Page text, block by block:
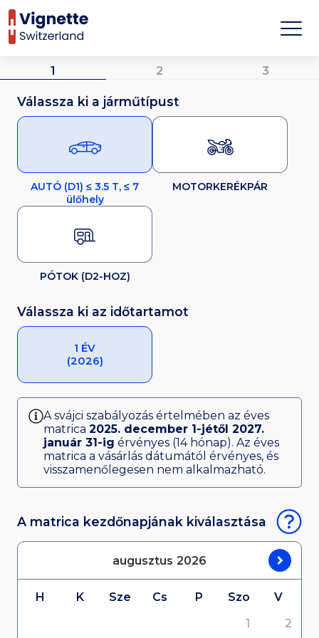
1 2 3
Válassza ki a járműtípust
AUTÓ (D1) ≤ 3.5 T, ≤ 7
ülőhely
MOTORKERÉKPÁR
PÓTOK (D2-HOZ)
Válassza ki az időtartamot
1 ÉV
(2026)
A svájci szabályozás értelmében az éves
matrica 2025. december 1-jétől 2027.
január 31-ig érvényes (14 hónap). Az éves
matrica a vásárlás dátumától érvényes, és
visszamenőlegesen nem alkalmazható.
A matrica kezdőnapjának kiválasztása
augusztus 2026
H K Sze Cs P Szo
V
1
2